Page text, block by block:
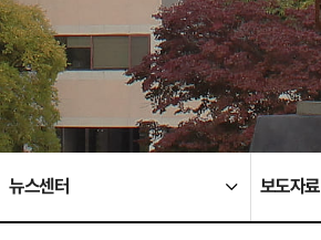
뉴스센터 보도자료